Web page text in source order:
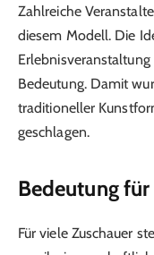
Zahlreiche
diesem Modell. Die
Bedeutung. Damit
traditioneller
geschlagen.
Bedeutung
Für viele Zuschauer